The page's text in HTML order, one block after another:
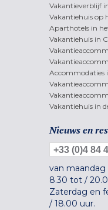
Vakantieverblijf
Vakantiehuis op
Aparthotels in
Vakantiehuis in
Accommodaties
Vakantiehuis in
Nieuws en
+33 (0)4 84
van
8.30 tot /
Zaterdag en
/ 18.00 uur.